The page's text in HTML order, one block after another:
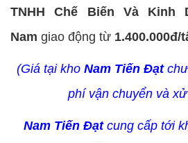
TNHH Chế Biến Và Kinh
Nam giao động từ 1.400.000đ/
(Giá tại kho Nam Tiến Đạt
phí vận chuyển và
Nam Tiến Đạtcung cấp tới